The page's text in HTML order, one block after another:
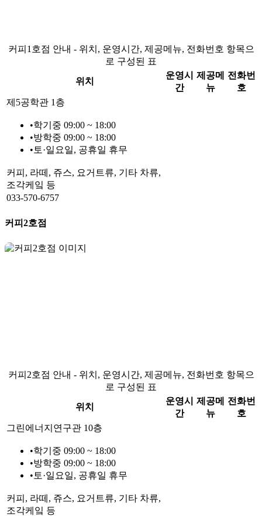
커피1호점 안내 - 위치, 운영시간, 제공메뉴, 전화번호 항목으
로 구성된 표
위치
운영시
간
제공메
뉴
전화번
호
제5공학관 1층
•학기중 09:00 ~ 18:00
•방학중 09:00 ~ 18:00
• 토·일요일, 공휴일 휴무
커피, 라떼, 쥬스, 요거트류, 기타 차류,
조각케잌 등
033-570-6757
커피2호점
커피2호점 안내 - 위치, 운영시간, 제공메뉴, 전화번호 항목으
로 구성된 표
위치
운영시
간
제공메
뉴
전화번
호
그린에너지연구관 10층
•학기중 09:00 ~ 18:00
•방학중 09:00 ~ 18:00
• 토·일요일, 공휴일 휴무
커피, 라떼, 쥬스, 요거트류, 기타 차류,
조각케잌 등